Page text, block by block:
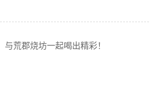
荒郡烧坊一起喝出精彩！